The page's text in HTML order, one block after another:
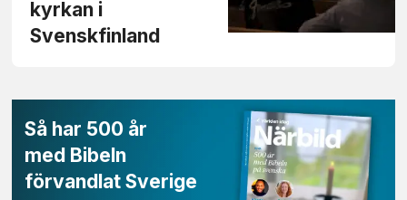
kyrkan i
Svenskfinland
Så har 500 år
med Bibeln
förvandlat Sverige